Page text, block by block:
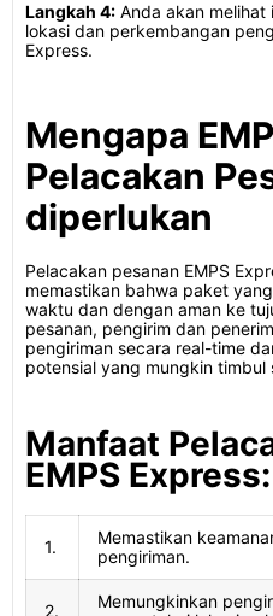
Langkah 4: Anda akan melihat
lokasi dan perkembangan
Express.
Mengapa
Pelacakan
diperlukan
Pelacakan pesanan EMPS
memastikan bahwa paket
waktu dan dengan aman ke
pesanan, pengirim dan
pengiriman secara real-time
potensial yang mungkin timbul
Manfaat
EMPS Express:
1.
Memastikan
pengiriman.
2.
Memungkinkan